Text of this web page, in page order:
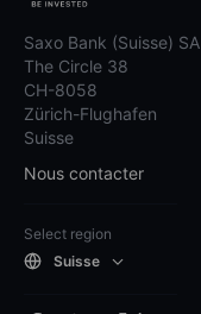
Saxo Bank (Suisse) SA
The Circle 38
CH-8058
Zürich-Flughafen
Suisse
Nous contacter
Select region
Suisse